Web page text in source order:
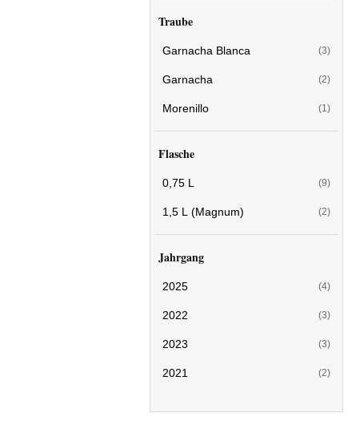
Traube
Garnacha Blanca (3)
Garnacha (2)
Morenillo (1)
Flasche
0,75 L (9)
1,5 L (Magnum) (2)
Jahrgang
2025 (4)
2022 (3)
2023 (3)
2021 (2)